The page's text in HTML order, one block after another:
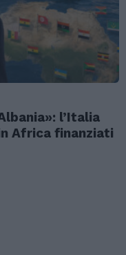
l’Italia
Africa finanziati